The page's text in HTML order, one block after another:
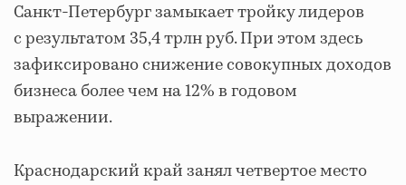
Санкт-Петербург замыкает тройку лидеров
с результатом 35,4 трлн руб. При этом здесь
зафиксировано снижение совокупных доходов
бизнеса более чем на 12% в годовом
выражении.
Краснодарский край занял четвертое место